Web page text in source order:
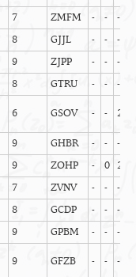
7 ZMFM - - -
8 GJJL - - -
9 ZJPP - - -
8 GTRU - - -
6 GSOV - - 2
9 GHBR - - -
9 ZOHP - 0 2
7 ZVNV - - -
8 GCDP - - -
9 GPBM - - -
9 GFZB - - -